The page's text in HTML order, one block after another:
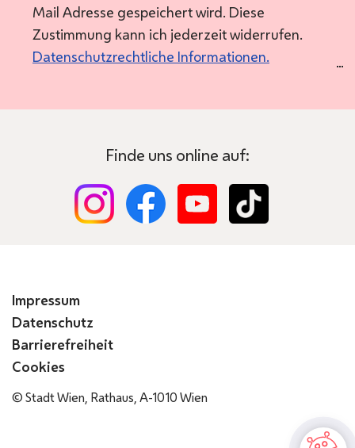
Mail Adresse gespeichert wird. Diese
Zustimmung kann ich jederzeit widerrufen.
Datenschutzrechtliche Informationen.
Finde uns online auf:
Impressum
Datenschutz
Barrierefreiheit
Cookies
© Stadt Wien, Rathaus, A-1010 Wien